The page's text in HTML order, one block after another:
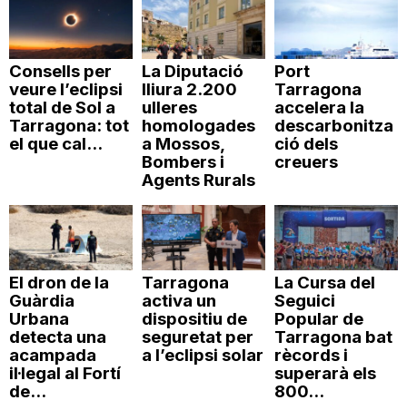
Consells per
veure l’eclipsi
total de Sol a
Tarragona: tot
el que cal...
La Diputació
lliura 2.200
ulleres
homologades
a Mossos,
Bombers i
Agents Rurals
Port
Tarragona
accelera la
descarbonitza
ció dels
creuers
El dron de la
Guàrdia
Urbana
detecta una
acampada
il·legal al Fortí
de...
Tarragona
activa un
dispositiu de
seguretat per
a l’eclipsi solar
La Cursa del
Seguici
Popular de
Tarragona bat
rècords i
superarà els
800...